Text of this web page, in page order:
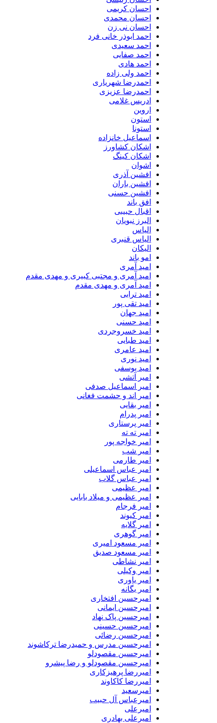
احسان کریمی
احسان محمدی
احسان نی زن
احمد ابوذر خانی فرد
احمد سعیدی
احمد صفایی
احمد هادی
احمد ولی زاده
احمدرضا شهریاری
احمدرضا عزیزی
ادریس غلامی
اسماعیل خانزاده
اشکان کشاورز
اشکان کینگ
افشین آذری
افشین باران
افشین حسنی
افق باند
اقبال حبیبی
البرز نبویان
الیاس قنبرى
امو باند
امید آمری
امید آمری و مجتبی کبیری و مهدى مقدم
امید آمری و مهدی مقدم
امید ترابی
امید تقی پور
امید جهان
امید حسنی
امید خسروجردی
امید طبایی
امید عامری
امید نوری
امید یوسفی
امیر آتشی
امیر اسماعیل صدفی
امیر اند و حشمت فغانی
امیر بقایی
امیر پدرام
امیر پرستاری
امیر ته ته
امیر خواجه پور
امیر شب
امیر طارمی
امیر عباس اسماعیلی
امیر عباس گلاب
امیر عظیمی
امیر عظیمی و میلاد بابایی
امیر فرجام
امیر کیوند
امیر گلایه
امیر گوهری
امیر مسعود امیری
امیر مسعود صدیق
امیر نشاطی
امیر وکیلی
امیر یاوری
امیر یگانه
امیرحسین افتخاری
امیرحسین ایمانی
امیرحسین پاک نهاد
امیرحسین حسینی
امیرحسین رضائی
امیرحسین مدرس و حمیدرضا ترکاشوند
امیرحسین مقصودلو
امیرحسین مقصودلو و رضا پیشرو
امیررضا پرهیزکاری
امیررضا کاکاوند
امیرسعید
امیرعباس آل حبیب
امیرعلی
امیرعلی بهادری